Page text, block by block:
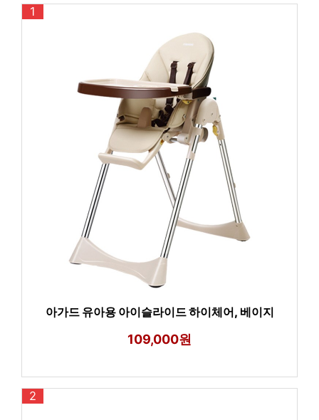
1
아가드 유아용 아이슬라이드 하이체어, 베이지
109,000원
2